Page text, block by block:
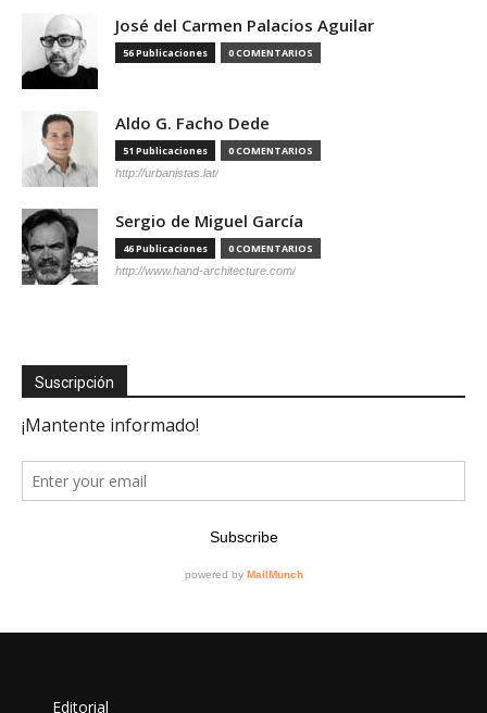
José del Carmen Palacios Aguilar
56 Publicaciones 0 COMENTARIOS
Aldo G. Facho Dede
51 Publicaciones 0 COMENTARIOS
http://urbanistas.lat/
Sergio de Miguel García
46 Publicaciones 0 COMENTARIOS
http://www.hand-architecture.com/
Suscripción
Editorial